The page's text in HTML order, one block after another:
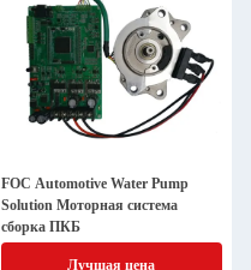
FOC Automotive Water Pump
Solution Моторная система
сборка ПКБ
Лучшая цена